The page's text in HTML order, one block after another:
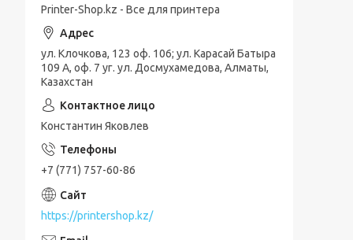
Printer-Shop.kz - Все для принтера
ул. Клочкова, 123 оф. 106; ул. Карасай Батыра
109 А, оф. 7 уг. ул. Досмухамедова, Алматы,
Казахстан
Константин Яковлев
+7 (771) 757-60-86
https://printershop.kz/